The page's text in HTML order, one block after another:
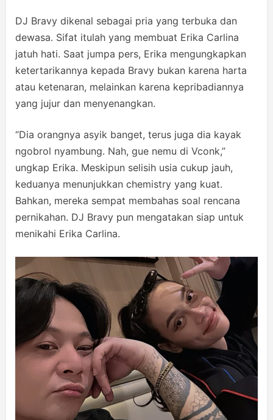
DJ Bravy dikenal sebagai pria yang terbuka dan
dewasa. Sifat itulah yang membuat Erika Carlina
jatuh hati. Saat jumpa pers, Erika mengungkapkan
ketertarikannya kepada Bravy bukan karena harta
atau ketenaran, melainkan karena kepribadiannya
yang jujur dan menyenangkan.
“Dia orangnya asyik banget, terus juga dia kayak
ngobrol nyambung. Nah, gue nemu di Vconk,”
ungkap Erika. Meskipun selisih usia cukup jauh,
keduanya menunjukkan chemistry yang kuat.
Bahkan, mereka sempat membahas soal rencana
pernikahan. DJ Bravy pun mengatakan siap untuk
menikahi Erika Carlina.